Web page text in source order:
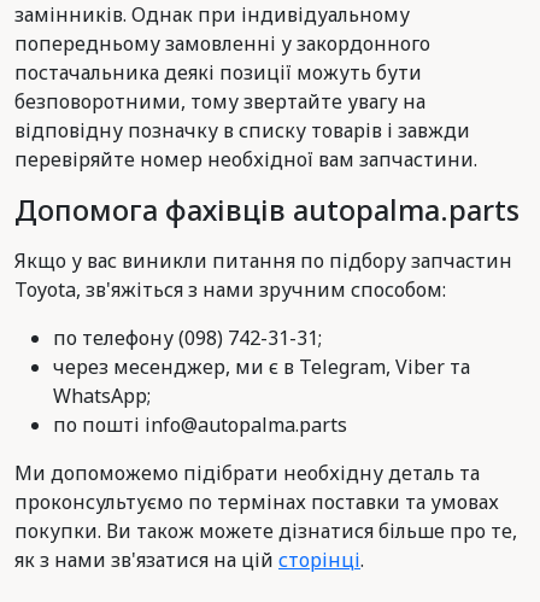
замінників. Однак при індивідуальному
попередньому замовленні у закордонного
постачальника деякі позиції можуть бути
безповоротними, тому звертайте увагу на
відповідну позначку в списку товарів і завжди
перевіряйте номер необхідної вам запчастини.
Допомога фахівців autopalma.parts
Якщо у вас виникли питання по підбору запчастин
Toyota, зв'яжіться з нами зручним способом:
по телефону (098) 742-31-31;
через месенджер, ми є в Telegram, Viber та
WhatsApp;
по пошті info@autopalma.parts
Ми допоможемо підібрати необхідну деталь та
проконсультуємо по термінах поставки та умовах
покупки. Ви також можете дізнатися більше про те,
як з нами зв'язатися на цій сторінці.